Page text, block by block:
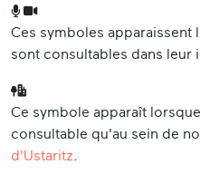
Ces symboles
sont consultables dans leur
Ce symbole apparaît
consultable qu'au sein de
d'Ustaritz